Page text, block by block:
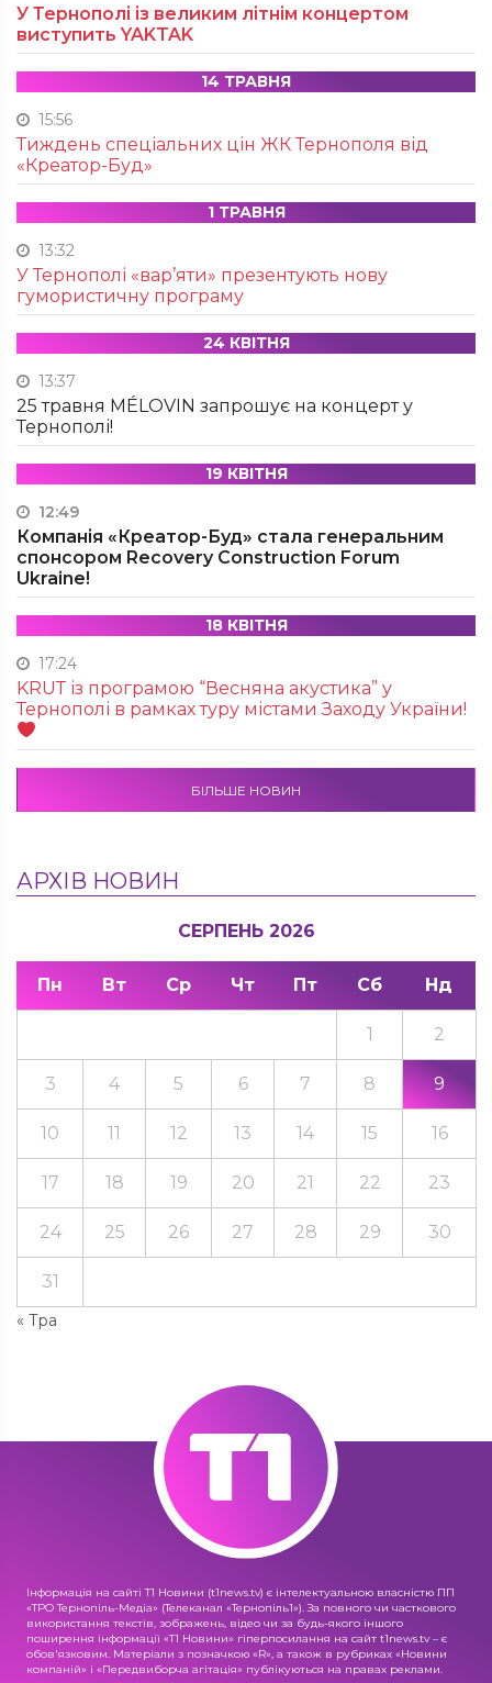
У Тернополі із великим літнім концертом
виступить YAKTAK
14 ТРАВНЯ
15:56
Тиждень спеціальних цін ЖК Тернополя від
«Креатор-Буд»
1 ТРАВНЯ
13:32
У Тернополі «вар’яти» презентують нову
гумористичну програму
24 КВІТНЯ
13:37
25 травня MÉLOVIN запрошує на концерт у
Тернополі!
19 КВІТНЯ
12:49
Компанія «Креатор-Буд» стала генеральним
спонсором Recovery Construction Forum
Ukraine!
18 КВІТНЯ
17:24
KRUТ із програмою “Весняна акустика” у
Тернополі в рамках туру містами Заходу України!
БІЛЬШЕ НОВИН
АРХІВ НОВИН
СЕРПЕНЬ 2026
Пн Вт Ср Чт Пт Сб Нд
« Тра
1 2
3 4 5 6 7 8 9
10 11 12 13 14 15 16
17 18 19 20 21 22 23
24 25 26 27 28 29 30
31
Інформація на сайті Т1 Новини (t1news.tv) є інтелектуальною власністю ПП
«ТРО Тернопіль-Медіа» (Телеканал «Тернопіль1»). За повного чи часткового
використання текстів, зображень, відео чи за будь-якого іншого
поширення інформації «Т1 Новини» гіперпосилання на сайт t1news.tv – є
обов'язковим. Матеріали з позначкою «R», а також в рубриках «Новини
компаній» і «Передвиборча агітація» публікуються на правах реклами.